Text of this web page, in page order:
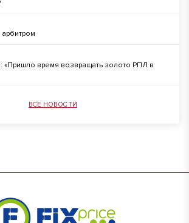
«Пришло время возвращать золото РПЛ в
ВСЕ НОВОСТИ